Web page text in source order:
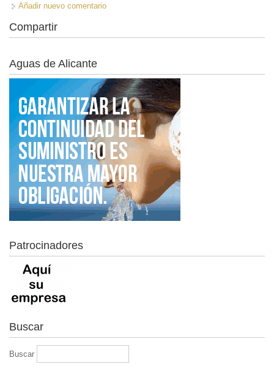
Añadir nuevo comentario
Compartir
Aguas de Alicante
Patrocinadores
Buscar
Buscar